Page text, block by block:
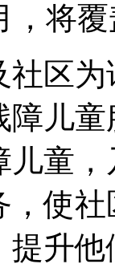
，将
区
障儿
儿童
，使
提升